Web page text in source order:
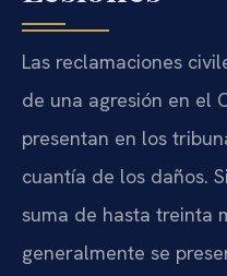
Las reclamaciones
de una agresión en el
presentan en los
cuantía de los daños.
suma de hasta treinta
generalmente se